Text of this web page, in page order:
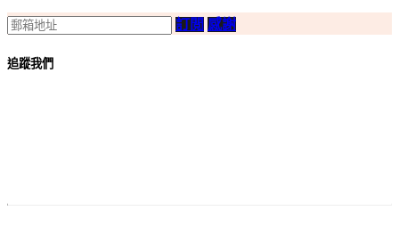
訂閲 感謝
追蹤我們